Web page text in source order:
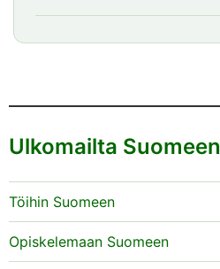
Ulkomailta Suomeen
Töihin Suomeen
Opiskelemaan Suomeen